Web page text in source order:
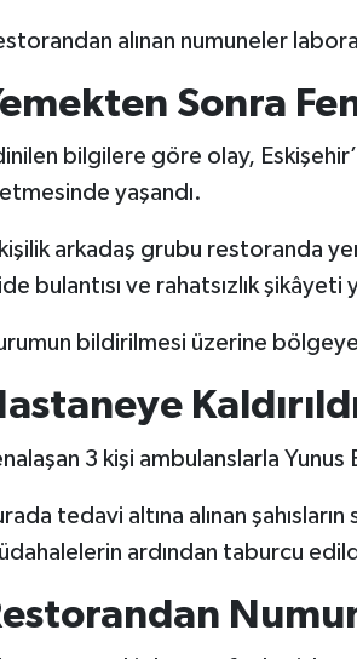
alınan numuneler
Sonra
bilgilere göre olay,
yaşandı.
arkadaş grubu restoranda
bulantısı ve rahatsızlık şikâyeti
bildirilmesi üzerine
3 kişi ambulanslarla Yunus
tedavi altına alınan
ardından taburcu